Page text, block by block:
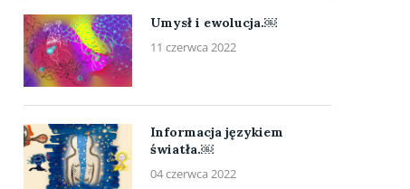
Umysł i ewolucja.￼
11 czerwca 2022
Informacja językiem
światła.￼
04 czerwca 2022